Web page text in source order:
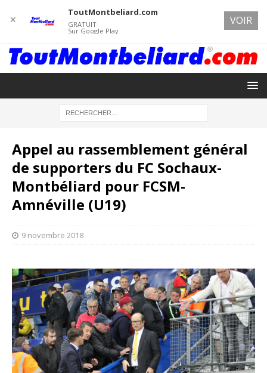
Appel au rassemblement général
de supporters du FC Sochaux-
Montbéliard pour FCSM-
Amnéville (U19)
9 novembre 2018
✕
ToutMontbeliard.com
GRATUIT
Sur Google Play
VOIR